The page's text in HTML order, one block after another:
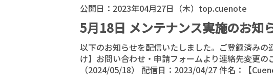
公開日： 2023年04月27日（木） top.cuenote
5月18日 メンテナンス実施のお知
以下のお知らせを配信いたしました。ご登録済み
け】お問い合わせ・申請フォームより連絡先変更の
（2024/05/18） 配信日：2023/04/27 件名：【